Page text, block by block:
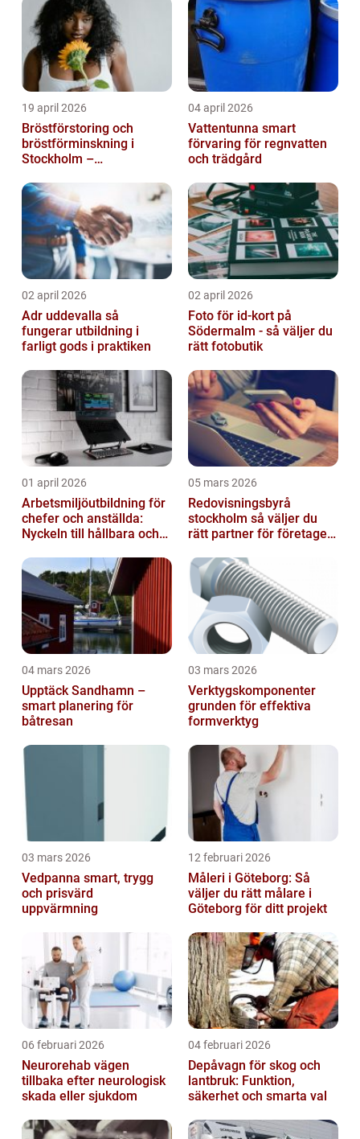
19 april 2026
Bröstförstoring och
bröstförminskning i
Stockholm –
04 april 2026
Vattentunna smart
förvaring för regnvatten
och trädgård
02 april 2026
Adr uddevalla så
fungerar utbildning i
farligt gods i praktiken
02 april 2026
Foto för id-kort på
Södermalm - så väljer du
rätt fotobutik
01 april 2026
Arbetsmiljöutbildning för
chefer och anställda:
Nyckeln till hållbara och
05 mars 2026
Redovisningsbyrå
stockholm så väljer du
rätt partner för företagets
04 mars 2026
Upptäck Sandhamn –
smart planering för
båtresan
03 mars 2026
Verktygskomponenter
grunden för effektiva
formverktyg
03 mars 2026
Vedpanna smart, trygg
och prisvärd
uppvärmning
12 februari 2026
Måleri i Göteborg: Så
väljer du rätt målare i
Göteborg för ditt projekt
06 februari 2026
Neurorehab vägen
tillbaka efter neurologisk
skada eller sjukdom
04 februari 2026
Depåvagn för skog och
lantbruk: Funktion,
säkerhet och smarta val